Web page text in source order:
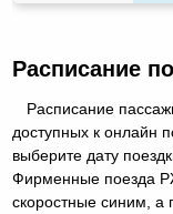
Расписание
Расписание
доступных к онлайн
выберите дату
Фирменные поезда
скоростные синим, а